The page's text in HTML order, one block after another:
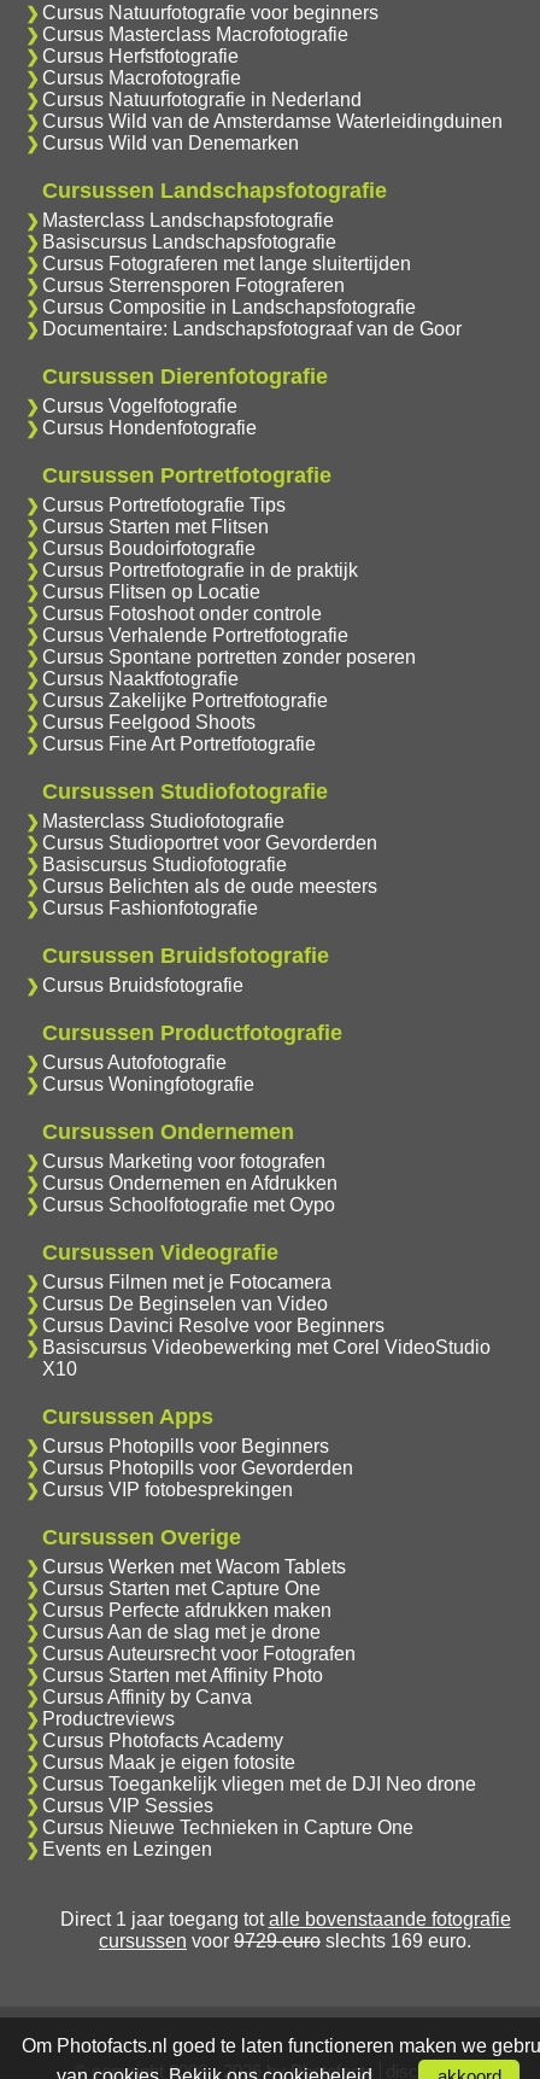
Cursus Natuurfotografie voor beginners
Cursus Masterclass Macrofotografie
Cursus Herfstfotografie
Cursus Macrofotografie
Cursus Natuurfotografie in Nederland
Cursus Wild van de Amsterdamse Waterleidingduinen
Cursus Wild van Denemarken
Cursussen Landschapsfotografie
Masterclass Landschapsfotografie
Basiscursus Landschapsfotografie
Cursus Fotograferen met lange sluitertijden
Cursus Sterrensporen Fotograferen
Cursus Compositie in Landschapsfotografie
Documentaire: Landschapsfotograaf van de Goor
Cursussen Dierenfotografie
Cursus Vogelfotografie
Cursus Hondenfotografie
Cursussen Portretfotografie
Cursus Portretfotografie Tips
Cursus Starten met Flitsen
Cursus Boudoirfotografie
Cursus Portretfotografie in de praktijk
Cursus Flitsen op Locatie
Cursus Fotoshoot onder controle
Cursus Verhalende Portretfotografie
Cursus Spontane portretten zonder poseren
Cursus Naaktfotografie
Cursus Zakelijke Portretfotografie
Cursus Feelgood Shoots
Cursus Fine Art Portretfotografie
Cursussen Studiofotografie
Masterclass Studiofotografie
Cursus Studioportret voor Gevorderden
Basiscursus Studiofotografie
Cursus Belichten als de oude meesters
Cursus Fashionfotografie
Cursussen Bruidsfotografie
Cursus Bruidsfotografie
Cursussen Productfotografie
Cursus Autofotografie
Cursus Woningfotografie
Cursussen Ondernemen
Cursus Marketing voor fotografen
Cursus Ondernemen en Afdrukken
Cursus Schoolfotografie met Oypo
Cursussen Videografie
Cursus Filmen met je Fotocamera
Cursus De Beginselen van Video
Cursus Davinci Resolve voor Beginners
Basiscursus Videobewerking met Corel VideoStudio
X10
Cursussen Apps
Cursus Photopills voor Beginners
Cursus Photopills voor Gevorderden
Cursus VIP fotobesprekingen
Cursussen Overige
Cursus Werken met Wacom Tablets
Cursus Starten met Capture One
Cursus Perfecte afdrukken maken
Cursus Aan de slag met je drone
Cursus Auteursrecht voor Fotografen
Cursus Starten met Affinity Photo
Cursus Affinity by Canva
Productreviews
Cursus Photofacts Academy
Cursus Maak je eigen fotosite
Cursus Toegankelijk vliegen met de DJI Neo drone
Cursus VIP Sessies
Cursus Nieuwe Technieken in Capture One
Events en Lezingen
Direct 1 jaar toegang totalle bovenstaande fotografie
cursussen voor 9729 euro slechts 169 euro.
© copyright 2006 - 2026 by Photofacts disclaimer
Om Photofacts.nl goed te laten functioneren maken we